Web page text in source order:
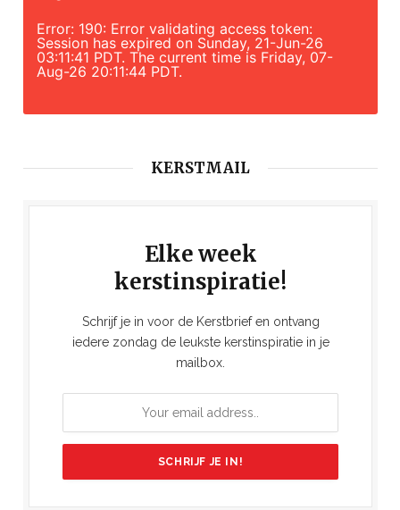
Error: 190: Error validating access token:
Session has expired on Sunday, 21-Jun-26
03:11:41 PDT. The current time is Friday, 07-
Aug-26 20:11:44 PDT.
KERSTMAIL
Elke week
kerstinspiratie!
Schrijf je in voor de Kerstbrief en ontvang
iedere zondag de leukste kerstinspiratie in je
mailbox.